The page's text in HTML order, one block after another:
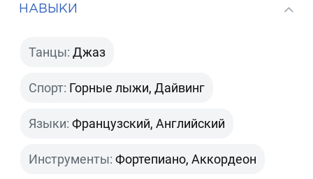
НАВЫКИ
Танцы: Джаз
Спорт: Горные лыжи, Дайвинг
Языки: Французский, Английский
Инструменты: Фортепиано, Аккордеон